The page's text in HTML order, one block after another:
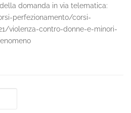
domanda in via telematica:
perfezionamento/corsi-
violenza-contro-donne-e-minori-